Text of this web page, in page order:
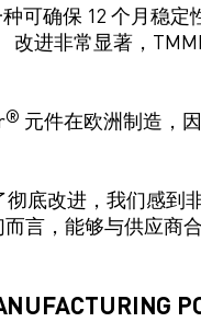
可确保 12 个月稳
改进非常显著，
® 元件在欧洲制造，
彻底改进，我们感到
而言 ，能够与供应商